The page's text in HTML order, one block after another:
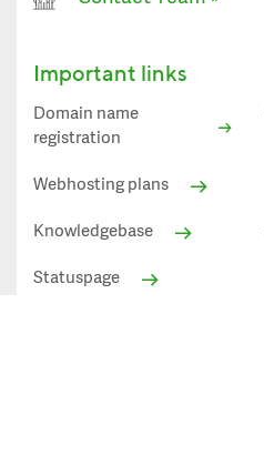
Important links
Domain name
registration
Webhosting plans
Knowledgebase
Statuspage